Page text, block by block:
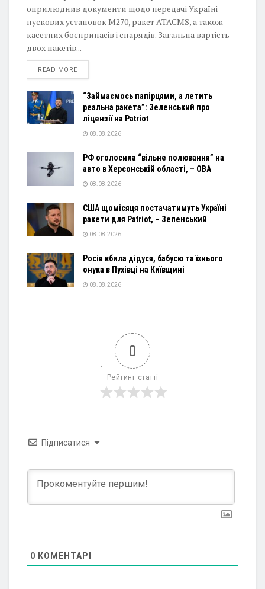
оприлюднив документи щодо передачі Україні
пускових установок M270, ракет ATACMS, а також
касетних боєприпасів і снарядів. Загальна вартість
двох пакетів...
READ MOREDETAILS
“Займаємось папірцями, а летить
реальна ракета”: Зеленський про
ліцензії на Patriot
08.08.2026
РФ оголосила “вільне полювання” на
авто в Херсонській області, – ОВА
08.08.2026
США щомісяця постачатимуть Україні
ракети для Patriot, – Зеленський
08.08.2026
Росія вбила дідуся, бабусю та їхнього
онука в Пухівці на Київщині
08.08.2026
0
Рейтинг статті
Підписатися
0 КОМЕНТАРІ